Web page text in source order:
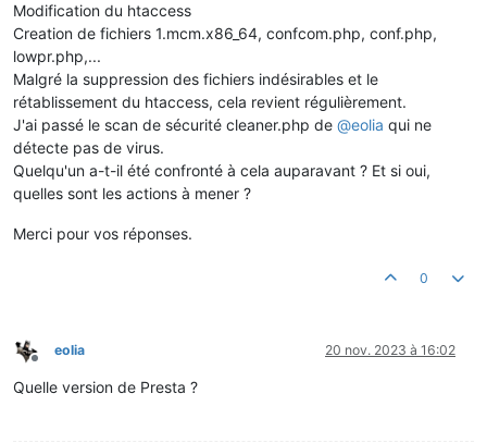
Modification du htaccess
Creation de fichiers 1.mcm.x86_64, confcom.php, conf.php,
lowpr.php,...
Malgré la suppression des fichiers indésirables et le
rétablissement du htaccess, cela revient régulièrement.
J'ai passé le scan de sécurité cleaner.php de @eolia qui ne
détecte pas de virus.
Quelqu'un a-t-il été confronté à cela auparavant ? Et si oui,
quelles sont les actions à mener ?
Merci pour vos réponses.
0
Hors-ligne
eolia 20 nov. 2023 à 16:02
Quelle version de Presta ?